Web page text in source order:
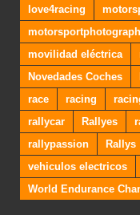
love4racing
movilidad eléctrica
Novedades Coches
race
racing
rallycar
Rallyes
rallypassion
Rallys
vehiculos electricos
World Endurance